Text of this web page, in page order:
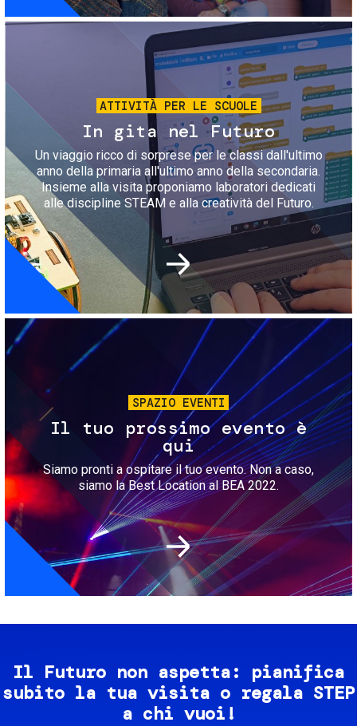
Immagine
ATTIVITÀ PER LE SCUOLE
In gita nel Futuro
Un viaggio ricco di sorprese per le classi dall'ultimo
anno della primaria all'ultimo anno della secondaria.
Insieme alla visita proponiamo laboratori dedicati
alle discipline STEAM e alla creatività del Futuro.
Immagine
SPAZIO EVENTI
Il tuo prossimo evento è
qui
Siamo pronti a ospitare il tuo evento. Non a caso,
siamo la Best Location al BEA 2022.
Il Futuro non aspetta: pianifica
subito la tua visita o regala STEP
a chi vuoi!